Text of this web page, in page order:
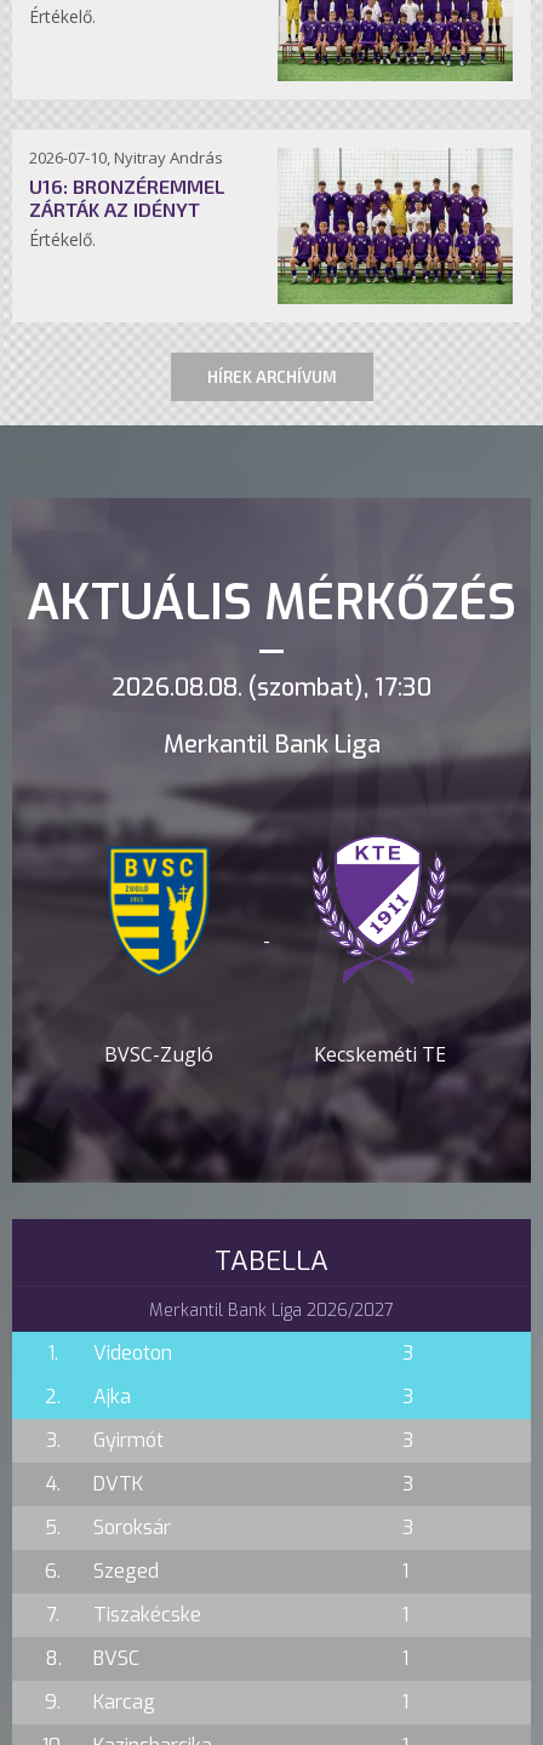
Értékelő.
2026-07-10, Nyitray András
U16: BRONZÉREMMEL
ZÁRTÁK AZ IDÉNYT
Értékelő.
HÍREK ARCHÍVUM
AKTUÁLIS MÉRKŐZÉS
2026.08.08. (szombat), 17:30
Merkantil Bank Liga
BVSC-Zugló
-
Kecskeméti TE
TABELLA
Merkantil Bank Liga 2026/2027
1. Videoton
3
2.
Ajka
3
3.
Gyirmót
3
4.
DVTK
3
5.
Soroksár
3
6.
Szeged
1
7.
Tiszakécske
1
8.
BVSC
1
9.
Karcag
1